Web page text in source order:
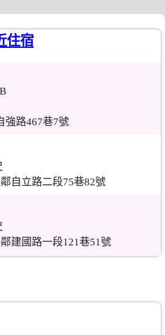
住宿
強路467巷7號
自立路二段75巷82號
建國路一段121巷51號